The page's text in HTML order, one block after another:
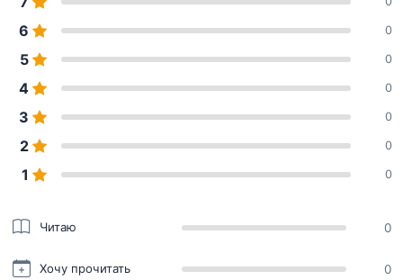
6 0
5 0
4 0
3 0
2 0
1 0
Читаю 0
Хочу прочитать 0